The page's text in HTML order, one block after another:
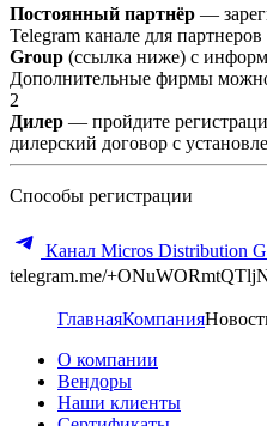
Постоянный партнёр —
Telegram канале для
Group (ссылка ниже) с
Дополнительные фирмы можно
2
Дилер — пройдите
дилерский договор с
Способы регистрации
Канал Micros Distribution
telegram.me/
ГлавнаяКомпания
О компании
Вендоры
Наши клиенты